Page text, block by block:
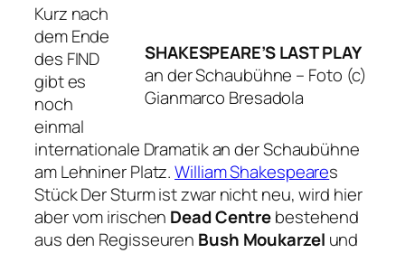
SHAKESPEARE’S LAST PLAY
an der Schaubühne – Foto (c)
Gianmarco Bresadola
Kurz nach
dem Ende
des FIND
gibt es
noch
einmal
internationale Dramatik an der Schaubühne
am Lehniner Platz.William Shakespeares
StückDer Sturmist zwar nicht neu, wird hier
aber vom irischen Dead Centrebestehend
aus den Regisseuren Bush Moukarzel und